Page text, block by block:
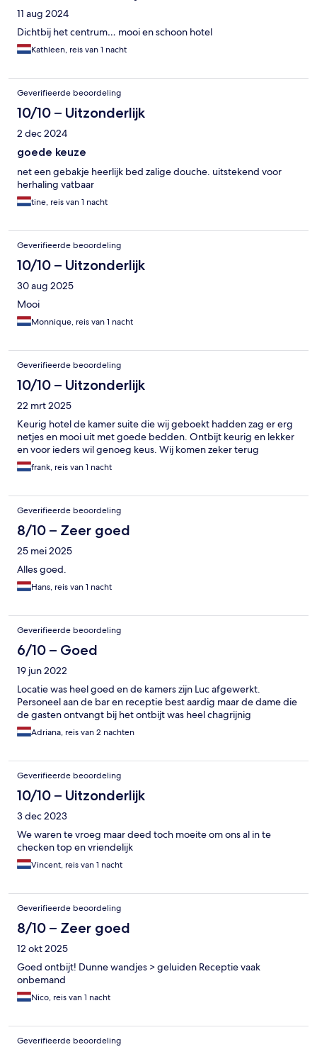
11 aug 2024
Dichtbij het centrum… mooi en schoon hotel
Kathleen, reis van 1 nacht
Geverifieerde beoordeling
10/10 – Uitzonderlijk
2 dec 2024
goede keuze
net een gebakje heerlijk bed zalige douche. uitstekend voor
herhaling vatbaar
tine, reis van 1 nacht
Geverifieerde beoordeling
10/10 – Uitzonderlijk
30 aug 2025
Mooi
Monnique, reis van 1 nacht
Geverifieerde beoordeling
10/10 – Uitzonderlijk
22 mrt 2025
Keurig hotel de kamer suite die wij geboekt hadden zag er erg
netjes en mooi uit met goede bedden. Ontbijt keurig en lekker
en voor ieders wil genoeg keus. Wij komen zeker terug
frank, reis van 1 nacht
Geverifieerde beoordeling
8/10 – Zeer goed
25 mei 2025
Alles goed.
Hans, reis van 1 nacht
Geverifieerde beoordeling
6/10 – Goed
19 jun 2022
Locatie was heel goed en de kamers zijn Luc afgewerkt.
Personeel aan de bar en receptie best aardig maar de dame die
de gasten ontvangt bij het ontbijt was heel chagrijnig
Adriana, reis van 2 nachten
Geverifieerde beoordeling
10/10 – Uitzonderlijk
3 dec 2023
We waren te vroeg maar deed toch moeite om ons al in te
checken top en vriendelijk
Vincent, reis van 1 nacht
Geverifieerde beoordeling
8/10 – Zeer goed
12 okt 2025
Goed ontbijt! Dunne wandjes > geluiden Receptie vaak
onbemand
Nico, reis van 1 nacht
Geverifieerde beoordeling